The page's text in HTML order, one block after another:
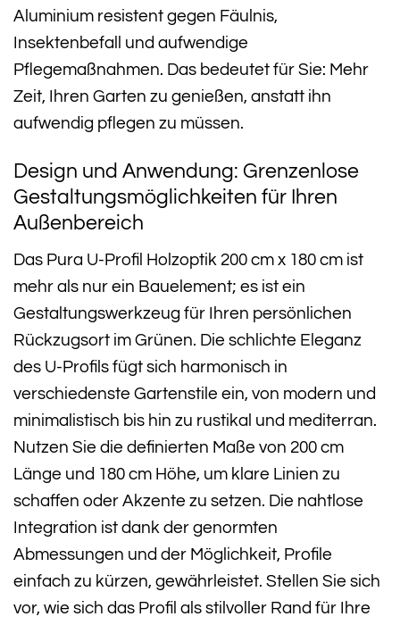
Aluminium resistent gegen Fäulnis,
Insektenbefall und aufwendige
Pflegemaßnahmen. Das bedeutet für Sie: Mehr
Zeit, Ihren Garten zu genießen, anstatt ihn
aufwendig pflegen zu müssen.
Design und Anwendung: Grenzenlose
Gestaltungsmöglichkeiten für Ihren
Außenbereich
Das Pura U-Profil Holzoptik 200 cm x 180 cm ist
mehr als nur ein Bauelement; es ist ein
Gestaltungswerkzeug für Ihren persönlichen
Rückzugsort im Grünen. Die schlichte Eleganz
des U-Profils fügt sich harmonisch in
verschiedenste Gartenstile ein, von modern und
minimalistisch bis hin zu rustikal und mediterran.
Nutzen Sie die definierten Maße von 200 cm
Länge und 180 cm Höhe, um klare Linien zu
schaffen oder Akzente zu setzen. Die nahtlose
Integration ist dank der genormten
Abmessungen und der Möglichkeit, Profile
einfach zu kürzen, gewährleistet. Stellen Sie sich
vor, wie sich das Profil als stilvoller Rand für Ihre